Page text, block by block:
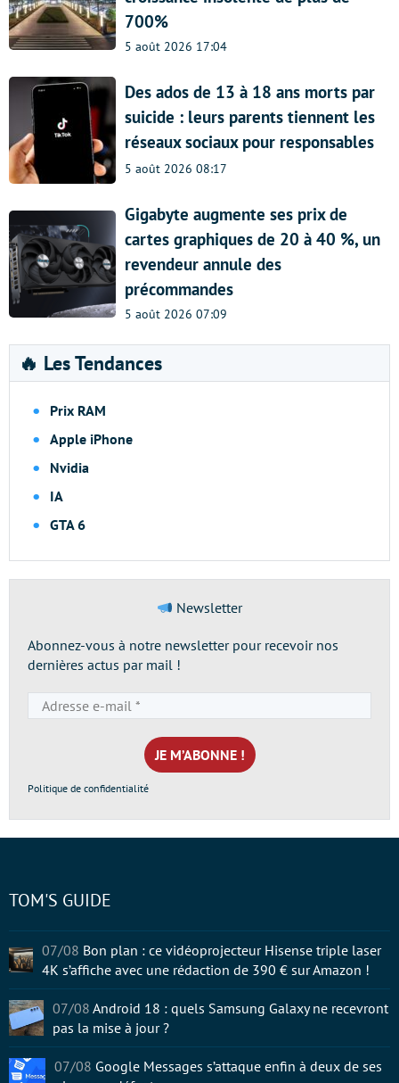
700%
5 août 2026 17:04
Des ados de 13 à 18 ans morts par
suicide : leurs parents tiennent les
réseaux sociaux pour responsables
5 août 2026 08:17
Gigabyte augmente ses prix de
cartes graphiques de 20 à 40 %, un
revendeur annule des
précommandes
5 août 2026 07:09
🔥 Les Tendances
Prix RAM
Apple iPhone
Nvidia
IA
GTA 6
Newsletter
Abonnez-vous à notre newsletter pour recevoir nos
dernières actus par mail !
e-
mail
*
Politique de confidentialité
TOM'S GUIDE
07/08 Bon plan : ce vidéoprojecteur Hisense triple laser
4K s’affiche avec une rédaction de 390 € sur Amazon !
07/08 Android 18 : quels Samsung Galaxy ne recevront
pas la mise à jour ?
07/08 Google Messages s’attaque enfin à deux de ses